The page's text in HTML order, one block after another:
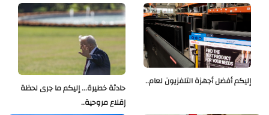
حادثة خطيرة... إليكم ما جرى لحظة
إقلاع مروحية..
إليكم أفضل أجهزة التلفزيون لعام..